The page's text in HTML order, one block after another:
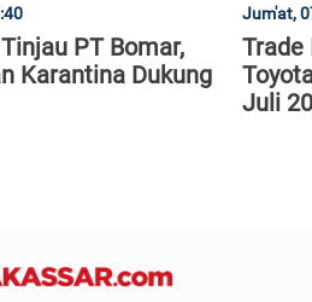
PT Bomar,
Karantina Dukung
Jum'at,
Trade
Juli